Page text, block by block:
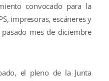
convocado para la
impresoras, escáneres y
mes de diciembre
el pleno de la Junta